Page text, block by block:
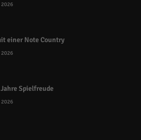
2026
einer Note Country
2026
Spielfreude
2026